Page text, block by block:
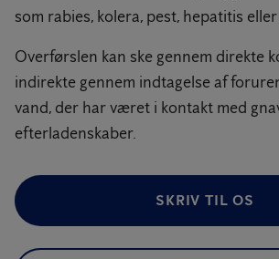
som rabies, kolera, pest, hepatitis
Overførslen kan ske gennem direkte
indirekte gennem indtagelse af
vand, der har været i kontakt med
efterladenskaber.
SKRIV TIL OS